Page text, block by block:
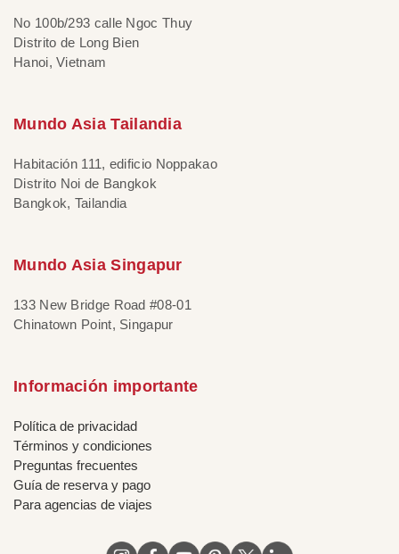
No 100b/293 calle Ngoc Thuy
Distrito de Long Bien
Hanoi, Vietnam
Mundo Asia Tailandia
Habitación 111, edificio Noppakao
Distrito Noi de Bangkok
Bangkok, Tailandia
Mundo Asia Singapur
133 New Bridge Road #08-01
Chinatown Point, Singapur
Información importante
Política de privacidad
Términos y condiciones
Preguntas frecuentes
Guía de reserva y pago
Para agencias de viajes